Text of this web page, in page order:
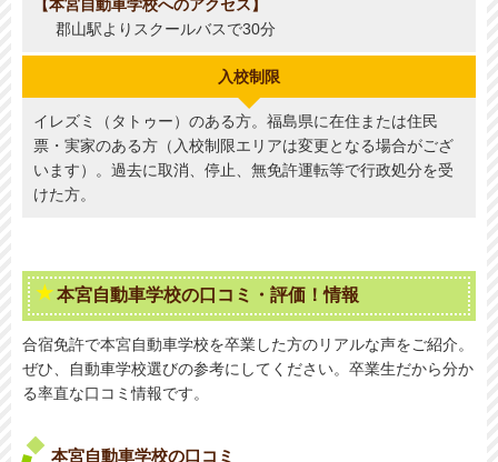
本宮自動車学校へのアクセス
郡山駅よりスクールバスで30分
入校制限
イレズミ（タトゥー）のある方。福島県に在住または住民
票・実家のある方（入校制限エリアは変更となる場合がござ
います）。過去に取消、停止、無免許運転等で行政処分を受
けた方。
本宮自動車学校の口コミ・評価！情報
合宿免許で本宮自動車学校を卒業した方のリアルな声をご紹介。
ぜひ、自動車学校選びの参考にしてください。卒業生だから分か
る率直な口コミ情報です。
本宮自動車学校の口コミ